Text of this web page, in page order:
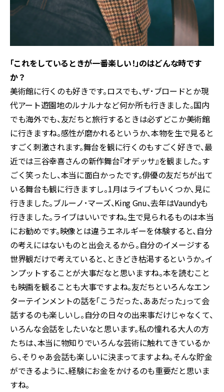
――「これをしているときが一番楽しい！」のはどんな時です
か？
美術館に行くのも好きです。ロスでも、ザ･ブロードとか現
代アート遊園地のルナルナなど何か所も行きました。国内
でも海外でも、友だちと旅行するときは必ずどこか美術館
に行きますね。感性が磨かれるというか、本物を生で見ると
すごく刺激されます。舞台を観に行くのもすごく好きで、最
近では三谷幸喜さんの新作舞台『オデッサ』を観ました。す
ごく笑ったし、本当に面白かったです。俳優の友だちが出て
いる舞台も観に行きますし。1月はライブもいくつか、見に
行きました。ブルーノ･マーズ、King Gnu、去年はVaundyも
行きました。ライブはいいですね。生で見られるものは本当
にお勧めです。映像とは違うエネルギーを体験すると、自分
の考えにはないものと出会えるから。自分のイメージする
世界観だけで考えていると、ときどき枯渇するというか。イ
ンプットすることが大事だなと思いますね。本を読むこと
も映画を観ることも大事ですよね。友だちといろんなエン
ターテインメントの話を「こうだった、ああだった」って会
話するのも楽しいし。自分の日々の出来事だけじゃなくて、
いろんな会話をしたいなと思います。私の憧れる大人の方
たちは、本当に物知りでいろんな芸術に触れてきているか
ら、そりゃあ会話も楽しいに決まってますよね。そんな貯金
ができるように、経験にお金をかけるのも重要だと思いま
すね。